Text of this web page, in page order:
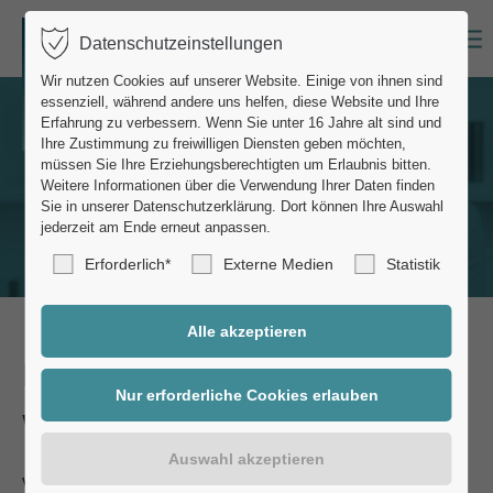
Login
Benutzername
Passwort
|Lost your password?
Support
Das Senden Ihrer Nachricht
war erfolgreich!
Vielen Dank für Ihre Nachricht. Wir melden uns
Datenschutzeinstellungen
Wir nutzen Cookies auf unserer Website. Einige von ihnen sind
essenziell, während andere uns helfen, diese Website und Ihre
Erfahrung zu verbessern. Wenn Sie unter 16 Jahre alt sind und
Ihre Zustimmung zu freiwilligen Diensten geben möchten,
müssen Sie Ihre Erziehungsberechtigten um Erlaubnis bitten.
Weitere Informationen über die Verwendung Ihrer Daten finden
Sie in unserer Datenschutzerklärung. Dort können Ihre Auswahl
jederzeit am Ende erneut anpassen.
Erforderlich* Externe Medien Statistik